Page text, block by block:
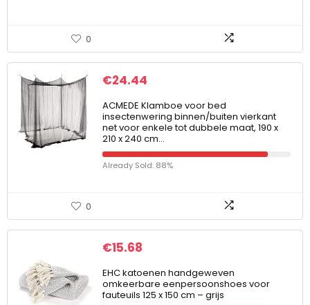
0
€24.44
ACMEDE Klamboe voor bed
insectenwering binnen/buiten vierkant
net voor enkele tot dubbele maat, 190 x
210 x 240 cm…
Already Sold: 88%
0
€15.68
EHC katoenen handgeweven
omkeerbare eenpersoonshoes voor
fauteuils 125 x 150 cm – grijs